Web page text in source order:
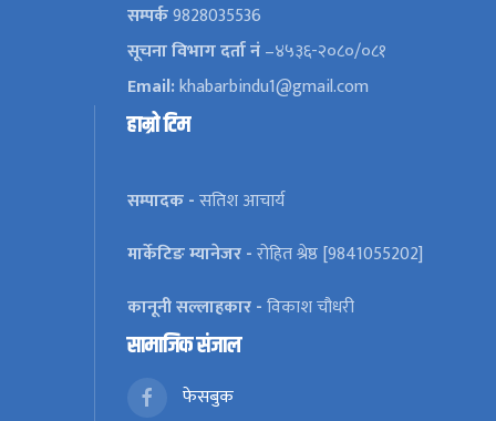
सम्पर्क9828035536
सूचना विभाग दर्ता नं–४५३६-२०८०/०८१
Email:khabarbindu1@gmail.com
हाम्रो टिम
सम्पादक -सतिश आचार्य
मार्केटिङ म्यानेजर -रोहित श्रेष्ठ [9841055202]
कानूनी सल्लाहकार -विकाश चौधरी
सामाजिक संजाल
फेसबुक